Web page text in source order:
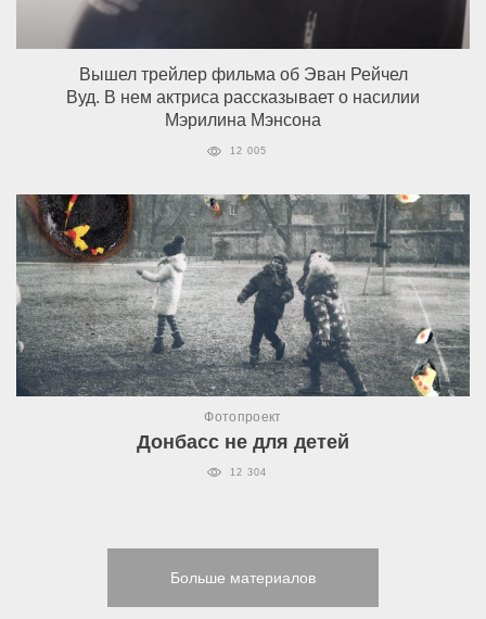
Вышел трейлер фильма об Эван Рейчел
Вуд. В нем актриса рассказывает о насилии
Мэрилина Мэнсона
12 005
Фотопроект
Донбасс не для детей
12 304
Больше материалов